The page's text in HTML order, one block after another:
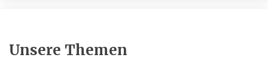
Unsere Themen